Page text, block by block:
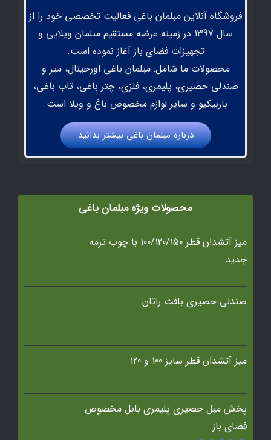
فروشگاه آنلاین مبلمان باغی فعالیت تخصصی خود را از
سال 1397 در زمینه عرضه مستقیم مبلمان ویلایی و
تجهیزات فضای باز آغاز نموده است.
محصولات ما شامل: مبلمان باغی اورجینال، میز و
صندلی حصیری، پلیمری، فلزی، چتر باغی، تاب باغی،
باربیکیو و سایر لوازم مخصوص باغ و ویلا است.
درباره مبلمان باغي بيشتر بدانيد
محصولات ویژه مبلمان باغی
میز آتشدان قطر 100/120/150 با چوب ترمه
جدید
صندلی حصیری بافت راتان
میز آتشدان قطر سایز 100 و 120
پخش مبل حصیری پلیمری بابل مخصوص
فضای باز